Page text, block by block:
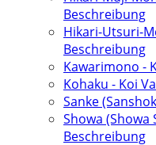
Beschreibung
Hikari-Utsuri-
Beschreibung
Kawarimono -
Kohaku - Koi
Sanke
Showa (Showa
Beschreibung